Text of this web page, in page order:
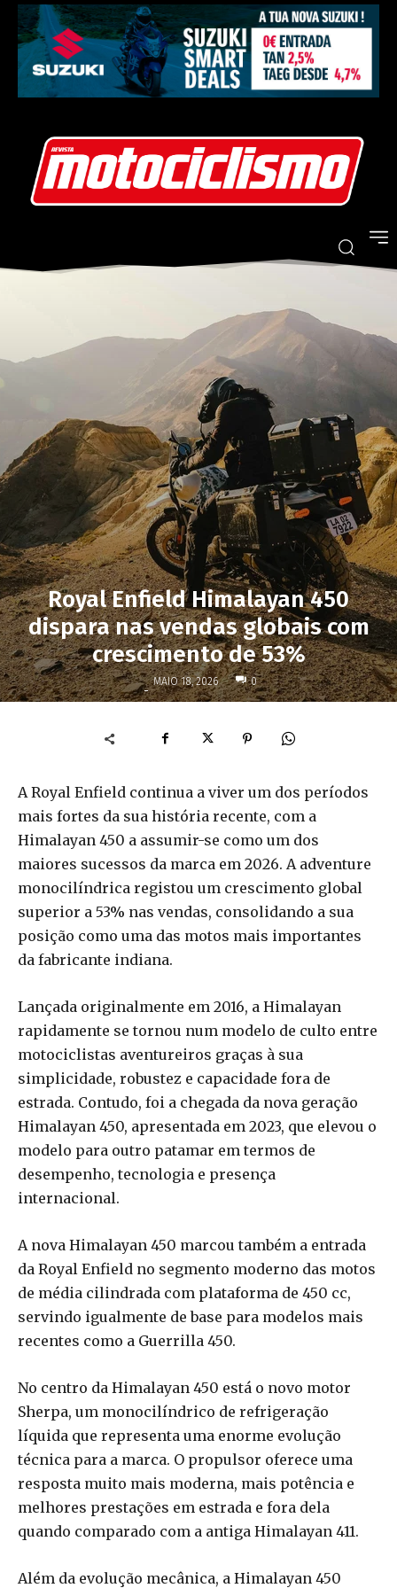
Royal Enfield Himalayan 450
dispara nas vendas globais com
crescimento de 53%
- MAIO 18, 2026 0
A Royal Enfield continua a viver um dos períodos
mais fortes da sua história recente, com a
Himalayan 450 a assumir-se como um dos
maiores sucessos da marca em 2026. A adventure
monocilíndrica registou um crescimento global
superior a 53% nas vendas, consolidando a sua
posição como uma das motos mais importantes
da fabricante indiana.
Lançada originalmente em 2016, a Himalayan
rapidamente se tornou num modelo de culto entre
motociclistas aventureiros graças à sua
simplicidade, robustez e capacidade fora de
estrada. Contudo, foi a chegada da nova geração
Himalayan 450, apresentada em 2023, que elevou o
modelo para outro patamar em termos de
desempenho, tecnologia e presença
internacional.
A nova Himalayan 450 marcou também a entrada
da Royal Enfield no segmento moderno das motos
de média cilindrada com plataforma de 450 cc,
servindo igualmente de base para modelos mais
recentes como a Guerrilla 450.
No centro da Himalayan 450 está o novo motor
Sherpa, um monocilíndrico de refrigeração
líquida que representa uma enorme evolução
técnica para a marca. O propulsor oferece uma
resposta muito mais moderna, mais potência e
melhores prestações em estrada e fora dela
quando comparado com a antiga Himalayan 411.
Além da evolução mecânica, a Himalayan 450